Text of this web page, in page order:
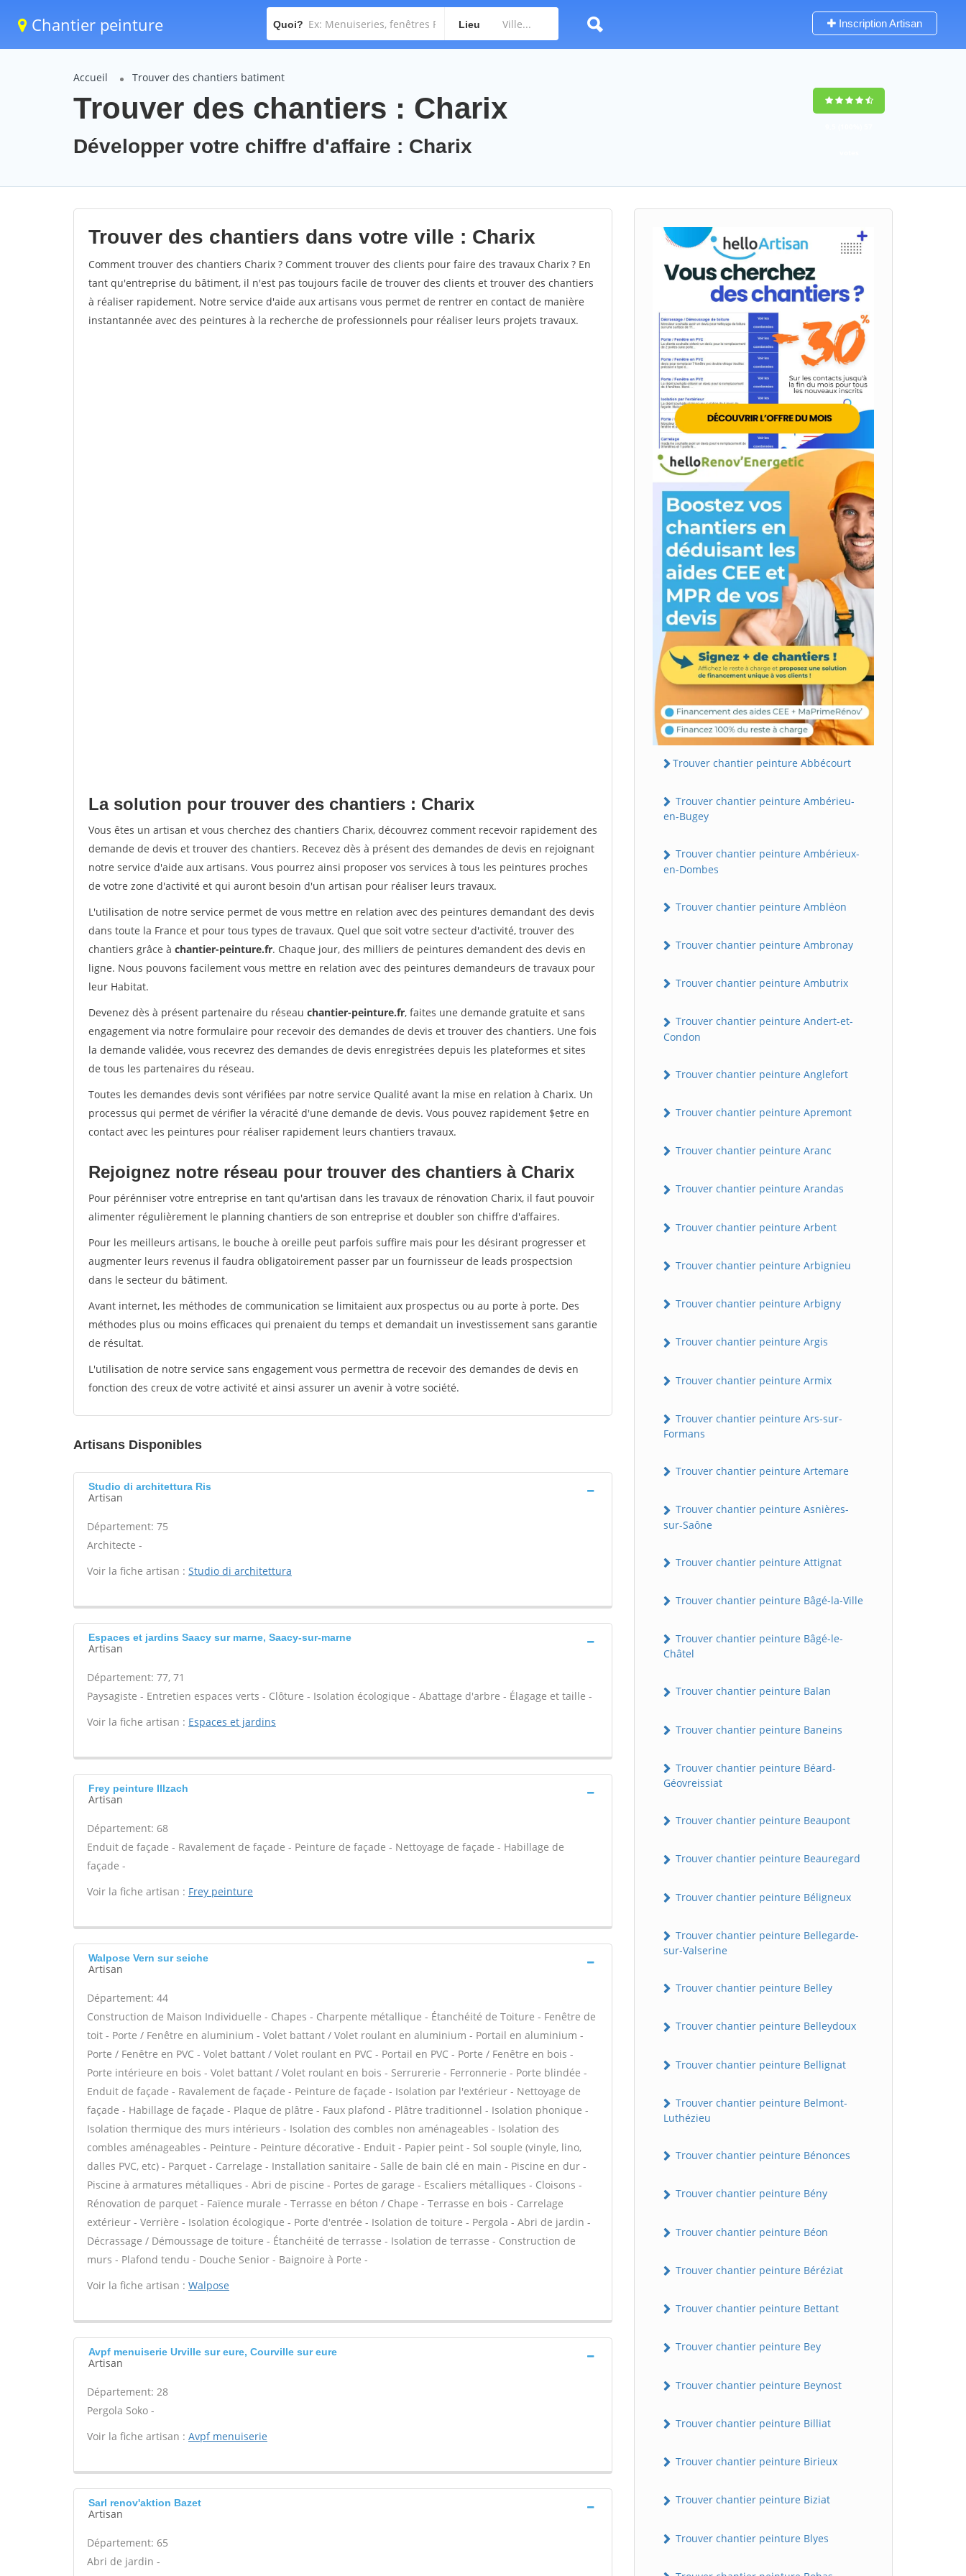
Chantier peinture Quoi? Lieu Inscription Artisan
Accueil Trouver des chantiers batiment
Trouver des chantiers : Charix
Développer votre chiffre d'affaire : Charix
Trouver des chantiers dans votre ville : Charix
Comment trouver des chantiers Charix ? Comment trouver des clients pour faire des travaux Charix ? En
tant qu'entreprise du bâtiment, il n'est pas toujours facile de trouver des clients et trouver des chantiers
à réaliser rapidement. Notre service d'aide aux artisans vous permet de rentrer en contact de manière
instantannée avec des peintures à la recherche de professionnels pour réaliser leurs projets travaux.
La solution pour trouver des chantiers : Charix
Vous êtes un artisan et vous cherchez des chantiers Charix, découvrez comment recevoir rapidement des
demande de devis et trouver des chantiers. Recevez dès à présent des demandes de devis en rejoignant
notre service d'aide aux artisans. Vous pourrez ainsi proposer vos services à tous les peintures proches
de votre zone d'activité et qui auront besoin d'un artisan pour réaliser leurs travaux.
L'utilisation de notre service permet de vous mettre en relation avec des peintures demandant des devis
dans toute la France et pour tous types de travaux. Quel que soit votre secteur d'activité, trouver des
chantiers grâce à chantier-peinture.fr. Chaque jour, des milliers de peintures demandent des devis en
ligne. Nous pouvons facilement vous mettre en relation avec des peintures demandeurs de travaux pour
leur Habitat.
Devenez dès à présent partenaire du réseau chantier-peinture.fr, faites une demande gratuite et sans
engagement via notre formulaire pour recevoir des demandes de devis et trouver des chantiers. Une fois
la demande validée, vous recevrez des demandes de devis enregistrées depuis les plateformes et sites
de tous les partenaires du réseau.
Toutes les demandes devis sont vérifiées par notre service Qualité avant la mise en relation à Charix. Un
processus qui permet de vérifier la véracité d'une demande de devis. Vous pouvez rapidement $etre en
contact avec les peintures pour réaliser rapidement leurs chantiers travaux.
Rejoignez notre réseau pour trouver des chantiers à Charix
Pour pérénniser votre entreprise en tant qu'artisan dans les travaux de rénovation Charix, il faut pouvoir
alimenter régulièrement le planning chantiers de son entreprise et doubler son chiffre d'affaires.
Pour les meilleurs artisans, le bouche à oreille peut parfois suffire mais pour les désirant progresser et
augmenter leurs revenus il faudra obligatoirement passer par un fournisseur de leads prospectsion
dans le secteur du bâtiment.
Avant internet, les méthodes de communication se limitaient aux prospectus ou au porte à porte. Des
méthodes plus ou moins efficaces qui prenaient du temps et demandait un investissement sans garantie
de résultat.
L'utilisation de notre service sans engagement vous permettra de recevoir des demandes de devis en
fonction des creux de votre activité et ainsi assurer un avenir à votre société.
Artisans Disponibles
Studio di architettura Ris
Artisan
Département: 75
Architecte -
Voir la fiche artisan : Studio di architettura
Espaces et jardins Saacy sur marne, Saacy-sur-marne
Artisan
Département: 77, 71
Paysagiste - Entretien espaces verts - Clôture - Isolation écologique - Abattage d'arbre - Élagage et taille -
Voir la fiche artisan : Espaces et jardins
Frey peinture Illzach
Artisan
Département: 68
Enduit de façade - Ravalement de façade - Peinture de façade - Nettoyage de façade - Habillage de
façade -
Voir la fiche artisan : Frey peinture
Walpose Vern sur seiche
Artisan
Département: 44
Construction de Maison Individuelle - Chapes - Charpente métallique - Étanchéité de Toiture - Fenêtre de
toit - Porte / Fenêtre en aluminium - Volet battant / Volet roulant en aluminium - Portail en aluminium -
Porte / Fenêtre en PVC - Volet battant / Volet roulant en PVC - Portail en PVC - Porte / Fenêtre en bois -
Porte intérieure en bois - Volet battant / Volet roulant en bois - Serrurerie - Ferronnerie - Porte blindée -
Enduit de façade - Ravalement de façade - Peinture de façade - Isolation par l'extérieur - Nettoyage de
façade - Habillage de façade - Plaque de plâtre - Faux plafond - Plâtre traditionnel - Isolation phonique -
Isolation thermique des murs intérieurs - Isolation des combles non aménageables - Isolation des
combles aménageables - Peinture - Peinture décorative - Enduit - Papier peint - Sol souple (vinyle, lino,
dalles PVC, etc) - Parquet - Carrelage - Installation sanitaire - Salle de bain clé en main - Piscine en dur -
Piscine à armatures métalliques - Abri de piscine - Portes de garage - Escaliers métalliques - Cloisons -
Rénovation de parquet - Faïence murale - Terrasse en béton / Chape - Terrasse en bois - Carrelage
extérieur - Verrière - Isolation écologique - Porte d'entrée - Isolation de toiture - Pergola - Abri de jardin -
Décrassage / Démoussage de toiture - Étanchéité de terrasse - Isolation de terrasse - Construction de
murs - Plafond tendu - Douche Senior - Baignoire à Porte -
Voir la fiche artisan : Walpose
Avpf menuiserie Urville sur eure, Courville sur eure
Artisan
Département: 28
Pergola Soko -
Voir la fiche artisan : Avpf menuiserie
Sarl renov'aktion Bazet
Artisan
Département: 65
Abri de jardin -
Trouver chantier peinture Abbécourt
Trouver chantier peinture Ambérieu-
en-Bugey
Trouver chantier peinture Ambérieux-
en-Dombes
Trouver chantier peinture Ambléon
Trouver chantier peinture Ambronay
Trouver chantier peinture Ambutrix
Trouver chantier peinture Andert-et-
Condon
Trouver chantier peinture Anglefort
Trouver chantier peinture Apremont
Trouver chantier peinture Aranc
Trouver chantier peinture Arandas
Trouver chantier peinture Arbent
Trouver chantier peinture Arbignieu
Trouver chantier peinture Arbigny
Trouver chantier peinture Argis
Trouver chantier peinture Armix
Trouver chantier peinture Ars-sur-
Formans
Trouver chantier peinture Artemare
Trouver chantier peinture Asnières-
sur-Saône
Trouver chantier peinture Attignat
Trouver chantier peinture Bâgé-la-Ville
Trouver chantier peinture Bâgé-le-
Châtel
Trouver chantier peinture Balan
Trouver chantier peinture Baneins
Trouver chantier peinture Béard-
Géovreissiat
Trouver chantier peinture Beaupont
Trouver chantier peinture Beauregard
Trouver chantier peinture Béligneux
Trouver chantier peinture Bellegarde-
sur-Valserine
Trouver chantier peinture Belley
Trouver chantier peinture Belleydoux
Trouver chantier peinture Bellignat
Trouver chantier peinture Belmont-
Luthézieu
Trouver chantier peinture Bénonces
Trouver chantier peinture Bény
Trouver chantier peinture Béon
Trouver chantier peinture Béréziat
Trouver chantier peinture Bettant
Trouver chantier peinture Bey
Trouver chantier peinture Beynost
Trouver chantier peinture Billiat
Trouver chantier peinture Birieux
Trouver chantier peinture Biziat
Trouver chantier peinture Blyes